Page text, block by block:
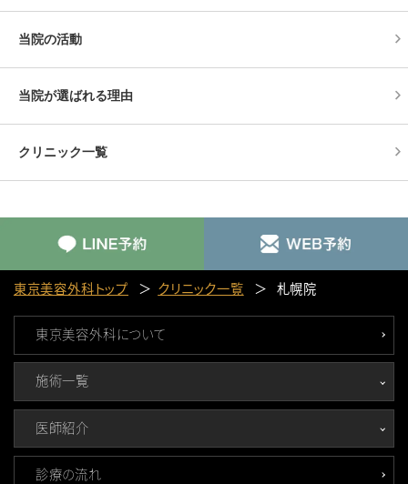
当院の活動
当院が選ばれる理由
クリニック一覧
東京美容外科トップ クリニック一覧 札幌院
東京美容外科について
施術一覧
医師紹介
診療の流れ